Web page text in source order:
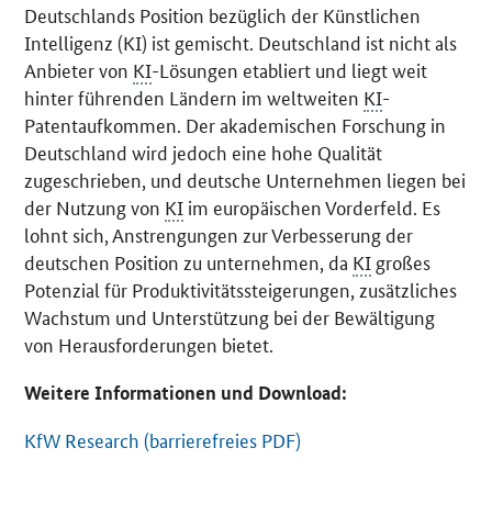
Deutschlands Position bezüglich der Künstlichen
Intelligenz (KI) ist gemischt. Deutschland ist nicht als
Anbieter von KI-Lösungen etabliert und liegt weit
hinter führenden Ländern im weltweiten KI-
Patentauf­kommen. Der akademischen Forschung in
Deutschland wird jedoch eine hohe Qualität
zugeschrieben, und deutsche Unternehmen liegen bei
der Nutzung von KI im europäischen Vorderfeld. Es
lohnt sich, Anstrengungen zur Verbesserung der
deutschen Position zu unternehmen, da KI großes
Potenzial für Produktivitäts­steigerungen, zusätzliches
Wachstum und Unterstützung bei der Bewältigung
von Herausforderungen bietet.
Weitere Informationen und Download:
KfW Research (barrierefreies PDF)